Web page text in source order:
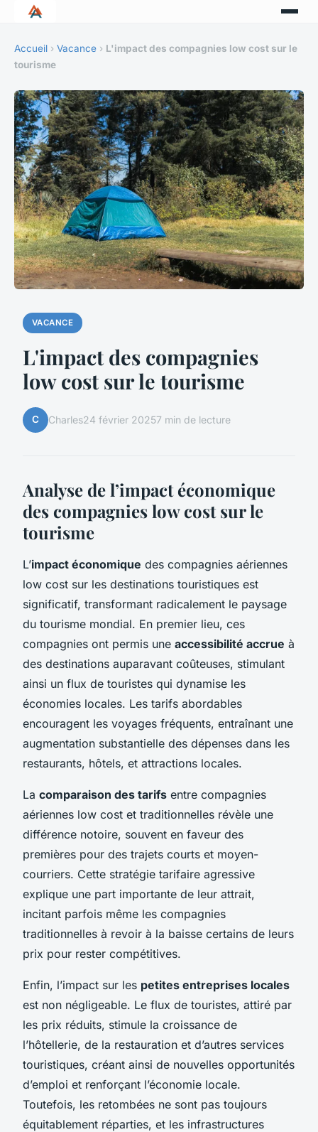
Accueil › Vacance › L'impact des compagnies low cost sur le
tourisme
VACANCE
L'impact des compagnies
low cost sur le tourisme
C Charles24 février 20257 min de lecture
Analyse de l’impact économique
des compagnies low cost sur le
tourisme
L’impact économique des compagnies aériennes
low cost sur les destinations touristiques est
significatif, transformant radicalement le paysage
du tourisme mondial. En premier lieu, ces
compagnies ont permis une accessibilité accrue à
des destinations auparavant coûteuses, stimulant
ainsi un flux de touristes qui dynamise les
économies locales. Les tarifs abordables
encouragent les voyages fréquents, entraînant une
augmentation substantielle des dépenses dans les
restaurants, hôtels, et attractions locales.
La comparaison des tarifs entre compagnies
aériennes low cost et traditionnelles révèle une
différence notoire, souvent en faveur des
premières pour des trajets courts et moyen-
courriers. Cette stratégie tarifaire agressive
explique une part importante de leur attrait,
incitant parfois même les compagnies
traditionnelles à revoir à la baisse certains de leurs
prix pour rester compétitives.
Enfin, l’impact sur les petites entreprises locales
est non négligeable. Le flux de touristes, attiré par
les prix réduits, stimule la croissance de
l’hôtellerie, de la restauration et d’autres services
touristiques, créant ainsi de nouvelles opportunités
d’emploi et renforçant l’économie locale.
Toutefois, les retombées ne sont pas toujours
équitablement réparties, et les infrastructures